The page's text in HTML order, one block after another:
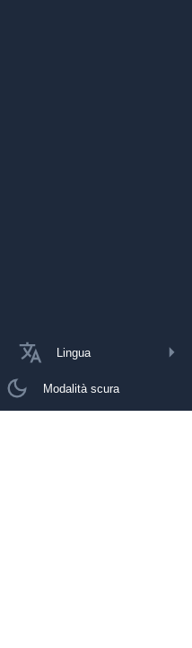
Lingua
Modalità scura